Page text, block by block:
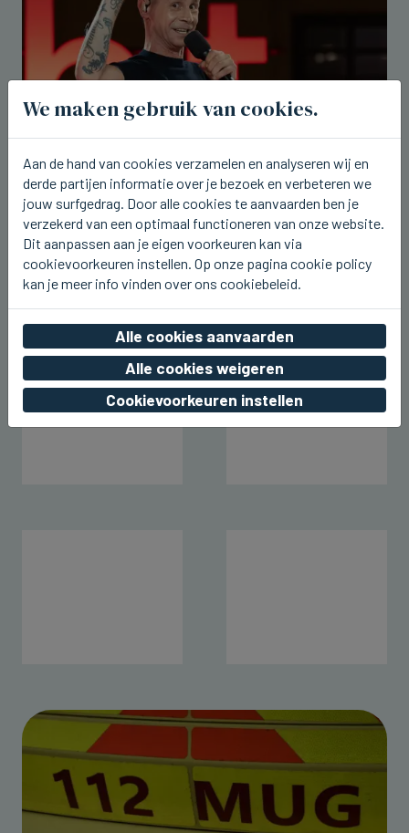
VIVENKAPELLE
Sam Gooris komt nu vrijdag naar
barbecue KLJ Sint-Kruis-
Vivenkapelle
wo 05 augustus 2026, 19:44
We maken gebruik van cookies.
Aan de hand van cookies verzamelen en analyseren wij en
derde partijen informatie over je bezoek en verbeteren we
jouw surfgedrag. Door alle cookies te aanvaarden ben je
verzekerd van een optimaal functioneren van onze website.
Dit aanpassen aan je eigen voorkeuren kan via
cookievoorkeuren instellen. Op onze pagina cookie policy
kan je meer info vinden over ons cookiebeleid.
Alle cookies aanvaarden
Alle cookies weigeren
Cookievoorkeuren instellen